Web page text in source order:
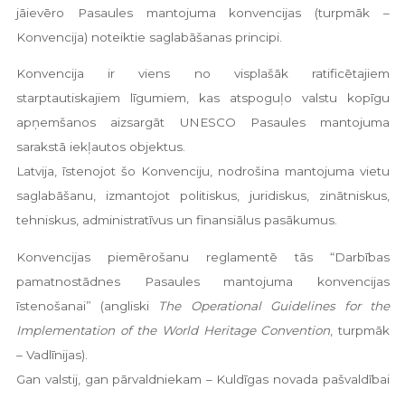
jāievēro Pasaules mantojuma konvencijas (turpmāk –
Konvencija) noteiktie saglabāšanas principi.
Konvencija ir viens no visplašāk ratificētajiem
starptautiskajiem līgumiem, kas atspoguļo valstu kopīgu
apņemšanos aizsargāt UNESCO Pasaules mantojuma
sarakstā iekļautos objektus.
Latvija, īstenojot šo Konvenciju, nodrošina mantojuma vietu
saglabāšanu, izmantojot politiskus, juridiskus, zinātniskus,
tehniskus, administratīvus un finansiālus pasākumus.
Konvencijas piemērošanu reglamentē tās “Darbības
pamatnostādnes Pasaules mantojuma konvencijas
īstenošanai” (angliski
The Operational Guidelines for the
Implementation of the World Heritage Convention, turpmāk
– Vadlīnijas).
Gan valstij, gan pārvaldniekam – Kuldīgas novada pašvaldībai